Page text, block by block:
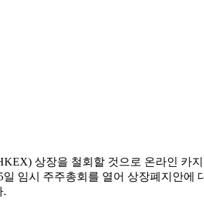
상장을 철회할 것으로 온라인 카
임시 주주총회를 열어 상장폐지안에
.